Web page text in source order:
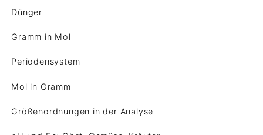
Dünger
Gramm in Mol
Periodensystem
Mol in Gramm
Größenordnungen in der Analyse